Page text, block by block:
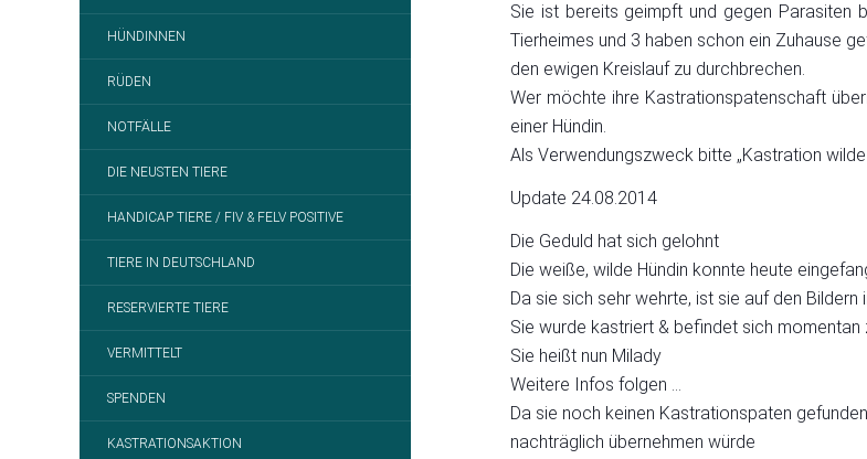
HÜNDINNEN
RÜDEN
NOTFÄLLE
DIE NEUSTEN TIERE
HANDICAP TIERE / FIV & FELV POSITIVE
TIERE IN DEUTSCHLAND
RESERVIERTE TIERE
VERMITTELT
SPENDEN
KASTRATIONSAKTION
Sie ist bereits geimpft und gegen Parasiten
Tierheimes und 3 haben schon ein Zuhause
den ewigen Kreislauf zu durchbrechen.
Wer möchte ihre Kastrationspatenschaft
einer Hündin.
Als Verwendungszweck bitte „Kastration wilde
Update 24.08.2014
Die Geduld hat sich gelohnt
Die weiße, wilde Hündin konnte heute
Da sie sich sehr wehrte, ist sie auf den Bildern
Sie wurde kastriert & befindet sich momentan
Sie heißt nun Milady
Weitere Infos folgen …
Da sie noch keinen Kastrationspaten
nachträglich übernehmen würde